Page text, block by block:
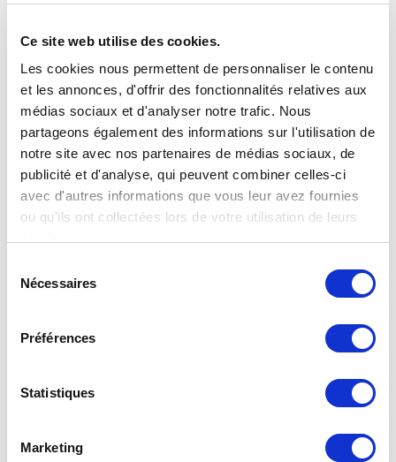
Ce site web utilise des cookies.
Les cookies nous permettent de personnaliser le contenu
et les annonces, d'offrir des fonctionnalités relatives aux
médias sociaux et d'analyser notre trafic. Nous
partageons également des informations sur l'utilisation de
notre site avec nos partenaires de médias sociaux, de
publicité et d'analyse, qui peuvent combiner celles-ci
avec d'autres informations que vous leur avez fournies
ou qu'ils ont collectées lors de votre utilisation de leurs
Nécessaires
Préférences
Statistiques
Marketing
Détendeurs réglables 455IS